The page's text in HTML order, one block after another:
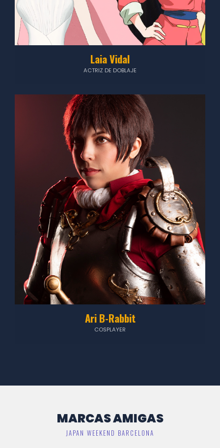
Laia Vidal
ACTRIZ DE DOBLAJE
Ari B-Rabbit
COSPLAYER
MARCAS AMIGAS
JAPAN WEEKEND BARCELONA